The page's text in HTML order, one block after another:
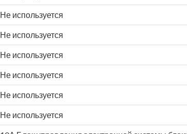
Не используется
Не используется
Не используется
Не используется
Не используется
Не используется